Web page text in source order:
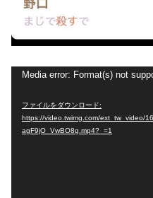
Media error: Format(s) not
ファイルをダウンロード:
https://video.twimg.com/ext_tw_video/
agF9jO_VwBO8g.mp4?_=1